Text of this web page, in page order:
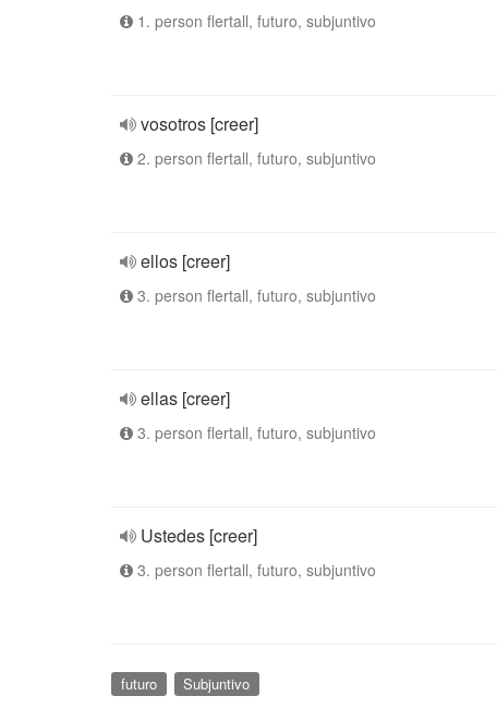
1. person flertall, futuro, subjuntivo
vosotros [creer]
2. person flertall, futuro, subjuntivo
ellos [creer]
3. person flertall, futuro, subjuntivo
ellas [creer]
3. person flertall, futuro, subjuntivo
Ustedes [creer]
3. person flertall, futuro, subjuntivo
futuro Subjuntivo